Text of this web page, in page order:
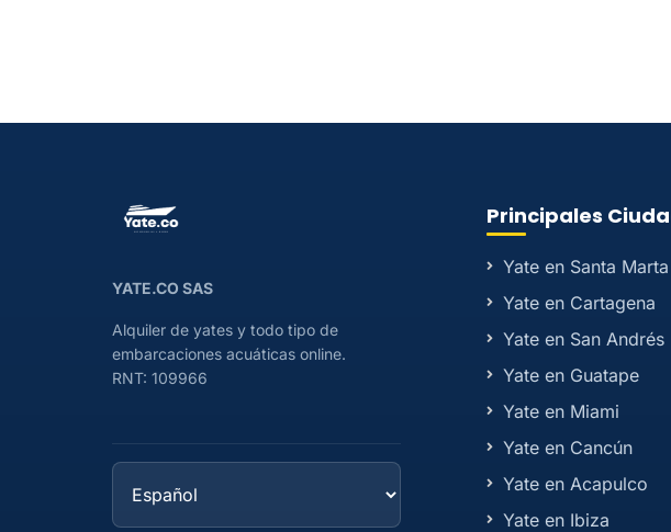
YATE.CO SAS
Alquiler de yates y todo tipo de
embarcaciones acuáticas online.
RNT: 109966
Principales
Yate en Santa Marta
Yate en Cartagena
Yate en San Andrés
Yate en Guatape
Yate en Miami
Yate en Cancún
Yate en Acapulco
Yate en Ibiza